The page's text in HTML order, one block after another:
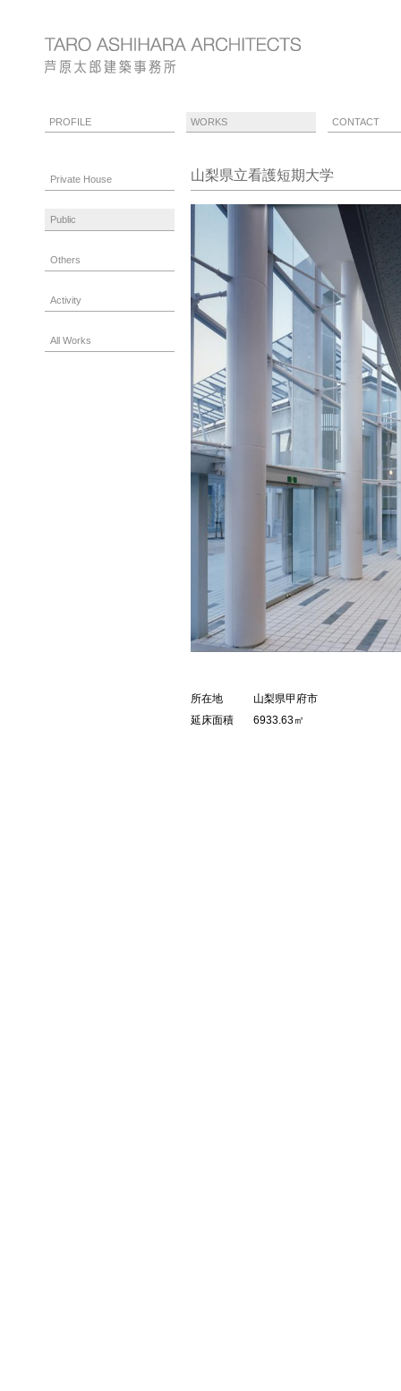
PROFILE WORKS CONTACT
Private House
Public
Others
Activity
All Works
山梨県立看護短期大学
所在地
山梨県甲府市
延床面積
6933.63㎡